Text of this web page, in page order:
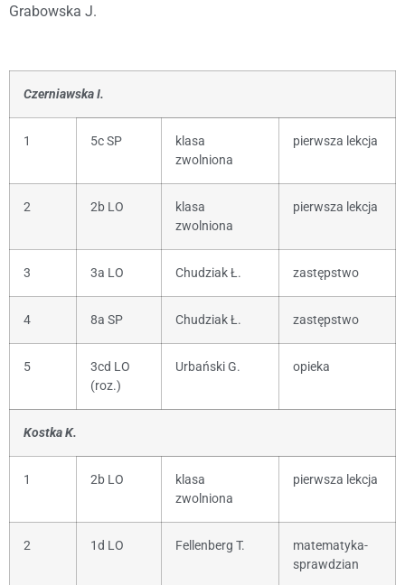
Grabowska J.
Czerniawska I.
1 5c SP
klasa
zwolniona
pierwsza lekcja
2 2b LO
klasa
zwolniona
pierwsza lekcja
3 3a LO Chudziak Ł. zastępstwo
4 8a SP Chudziak Ł. zastępstwo
5
3cd LO
(roz.)
Urbański G. opieka
Kostka K.
1 2b LO
klasa
zwolniona
pierwsza lekcja
2 1d LO Fellenberg T.
matematyka-
sprawdzian